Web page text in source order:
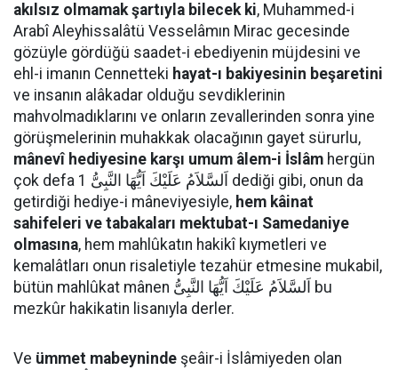
akılsız olmamak şartıyla bilecek ki, Muhammed-i
Arabî Aleyhissalâtü Vesselâmın Mirac gecesinde
gözüyle gördüğü saadet-i ebediyenin müjdesini ve
ehl-i imanın Cennetteki hayat-ı bakiyesinin beşaretini
ve insanın alâkadar olduğu sevdiklerinin
mahvolmadıklarını ve onların zevallerinden sonra yine
görüşmelerinin muhakkak olacağının gayet sürurlu,
mânevî hediyesine karşı umum âlem-i İslâm hergün
çok defa اَلسَّلاَمُ عَلَيْكَ اَيُّهَا النَّبِىُّ 1 dediği gibi, onun da
getirdiği hediye-i mâneviyesiyle, hem kâinat
sahifeleri ve tabakaları mektubat-ı Samedaniye
olmasına, hem mahlûkatın hakikî kıymetleri ve
kemalâtları onun risaletiyle tezahür etmesine mukabil,
bütün mahlûkat mânen اَلسَّلاَمُ عَلَيْكَ اَيُّهَا النَّبِىُّ bu
mezkûr hakikatin lisanıyla derler.
Ve ümmet mabeyninde şeâir-i İslâmiyeden olan